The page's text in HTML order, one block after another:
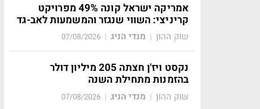
אמריקה ישראל קונה 49% מפרויקט
קריניצי: השווי שנגזר והמשמעות לאב-גד
שוק ההון | מנדי הניג |
07/08/2026
נקסט ויז'ן חצתה 205 מיליון דולר
בהזמנות מתחילת השנה
שוק ההון | מנדי הניג |
07/08/2026